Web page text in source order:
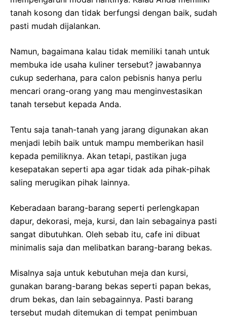
tanah kosong dan tidak berfungsi dengan baik, sudah
pasti mudah dijalankan.
Namun, bagaimana kalau tidak memiliki tanah untuk
membuka ide usaha kuliner tersebut? jawabannya
cukup sederhana, para calon pebisnis hanya perlu
mencari orang-orang yang mau menginvestasikan
tanah tersebut kepada Anda.
Tentu saja tanah-tanah yang jarang digunakan akan
menjadi lebih baik untuk mampu memberikan hasil
kepada pemiliknya. Akan tetapi, pastikan juga
kesepatakan seperti apa agar tidak ada pihak-pihak
saling merugikan pihak lainnya.
Keberadaan barang-barang seperti perlengkapan
dapur, dekorasi, meja, kursi, dan lain sebagainya pasti
sangat dibutuhkan. Oleh sebab itu, cafe ini dibuat
minimalis saja dan melibatkan barang-barang bekas.
Misalnya saja untuk kebutuhan meja dan kursi,
gunakan barang-barang bekas seperti papan bekas,
drum bekas, dan lain sebagainnya. Pasti barang
tersebut mudah ditemukan di tempat penimbuan